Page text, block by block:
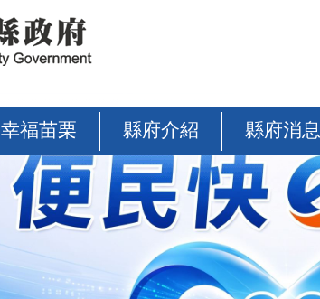
幸福苗栗 縣府介紹 縣府消息